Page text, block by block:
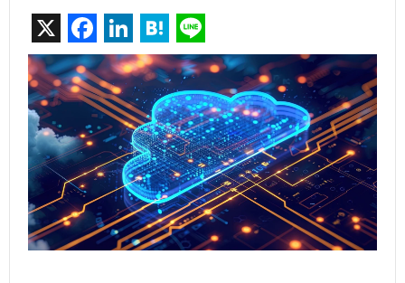
X
F
a
c
e
b
o
o
k
Li
n
k
e
dI
n
H
at
e
n
a
n
e